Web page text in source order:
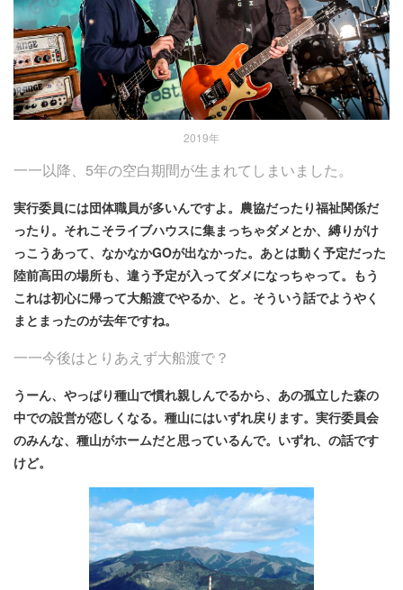
2019年
一一以降、5年の空白期間が生まれてしまいました。
実行委員には団体職員が多いんですよ。農協だったり福祉関係だ
ったり。それこそライブハウスに集まっちゃダメとか、縛りがけ
っこうあって、なかなかGOが出なかった。あとは動く予定だった
陸前高田の場所も、違う予定が入ってダメになっちゃって。もう
これは初心に帰って大船渡でやるか、と。そういう話でようやく
まとまったのが去年ですね。
一一今後はとりあえず大船渡で？
うーん、やっぱり種山で慣れ親しんでるから、あの孤立した森の
中での設営が恋しくなる。種山にはいずれ戻ります。実行委員会
のみんな、種山がホームだと思っているんで。いずれ、の話です
けど。